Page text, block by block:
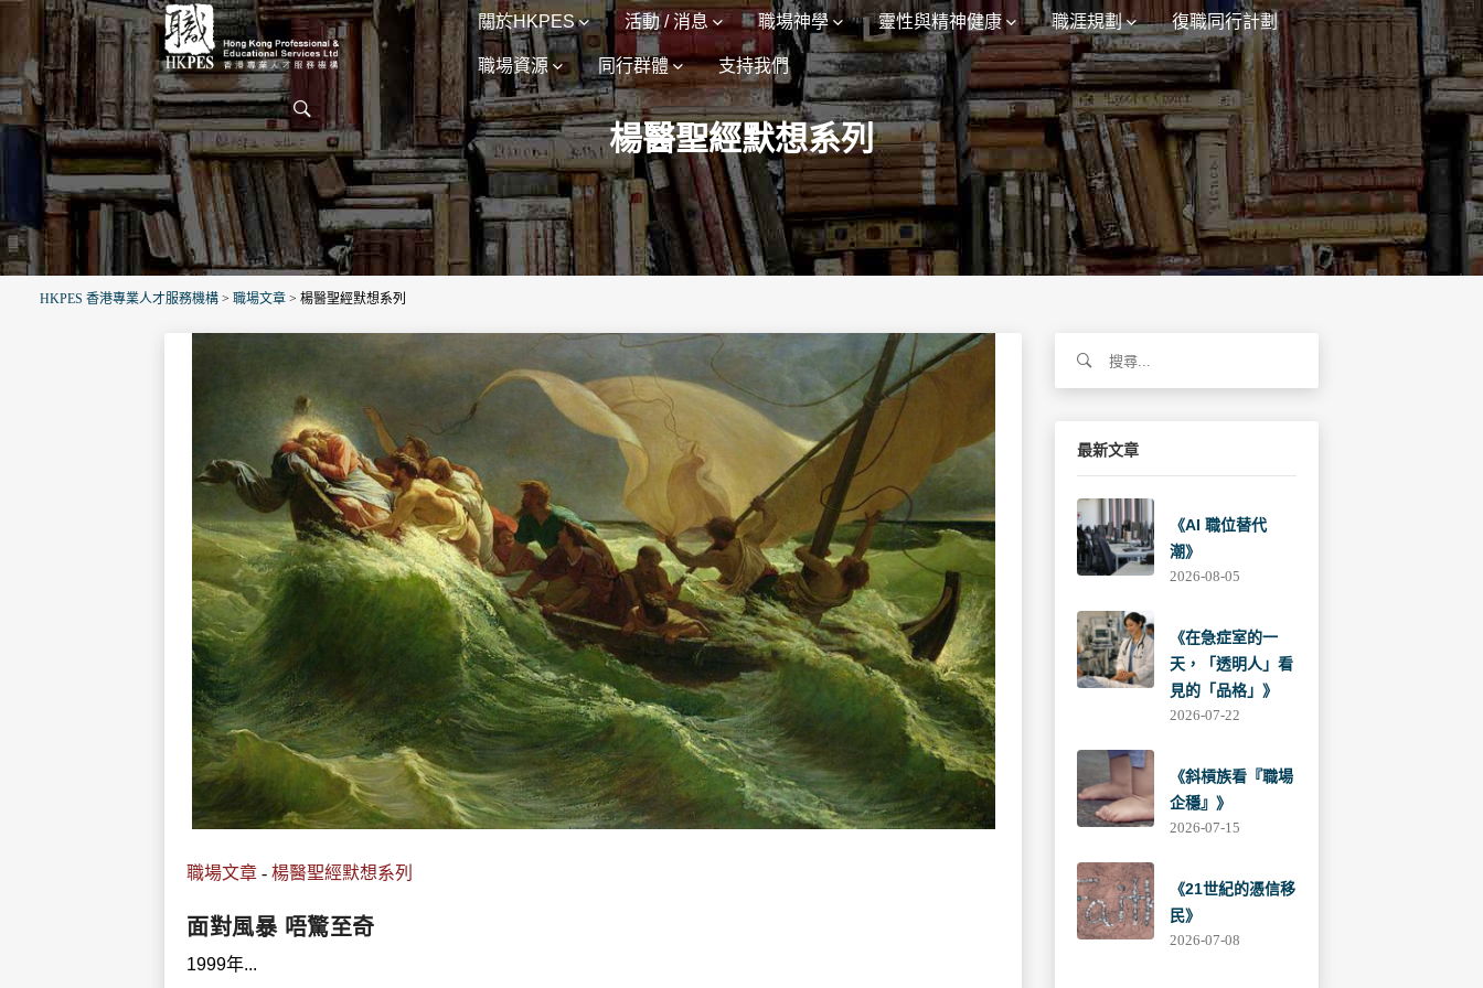
關於HKPES 活動 / 消息 職場神學 靈性與精神健康 職涯規劃 復職同行計劃
職場資源 同行群體 支持我們
楊醫聖經默想系列
HKPES 香港專業人才服務機構 > 職場文章 > 楊醫聖經默想系列
職場文章 -楊醫聖經默想系列
面對風暴 唔驚至奇
1999年...
關
最新文章
《AI 職位替代
潮》
2026-08-05
《在急症室的一
天，「透明人」看
見的「品格」》
2026-07-22
《斜槓族看『職場
企穩』》
2026-07-15
《21世紀的憑信移
民》
2026-07-08